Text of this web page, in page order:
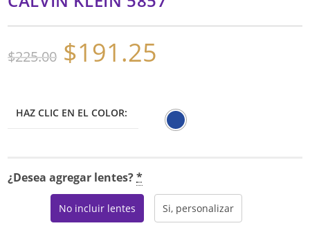
$225.00
El
precio
original
$191.25
HAZ CLIC EN EL COLOR:
¿Desea agregar lentes?*
No incluir lentes Si, personalizar